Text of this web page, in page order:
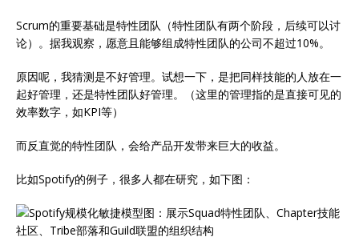
Scrum的重要基础是特性团队（特性团队有两个阶段，后续可以讨
论）。据我观察，愿意且能够组成特性团队的公司不超过10%。
原因呢，我猜测是不好管理。试想一下，是把同样技能的人放在一
起好管理，还是特性团队好管理。（这里的管理指的是直接可见的
效率数字，如KPI等）
而反直觉的特性团队，会给产品开发带来巨大的收益。
比如Spotify的例子，很多人都在研究，如下图：